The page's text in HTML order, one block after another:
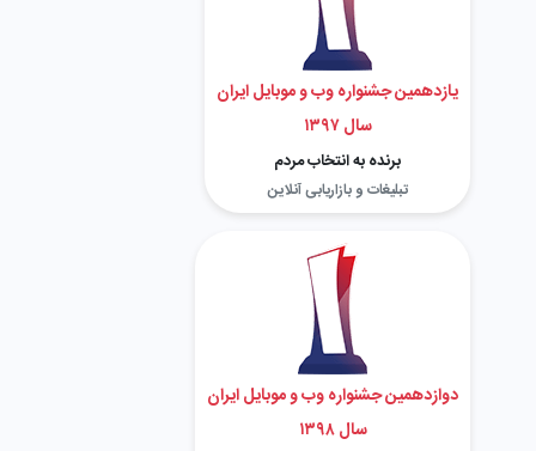
یازدهمین جشنواره وب و موبایل ایران
سال ۱۳۹۷
برنده به انتخاب مردم
تبلیغات و بازاریابی آنلاین
دوازدهمین جشنواره وب و موبایل ایران
سال ۱۳۹۸